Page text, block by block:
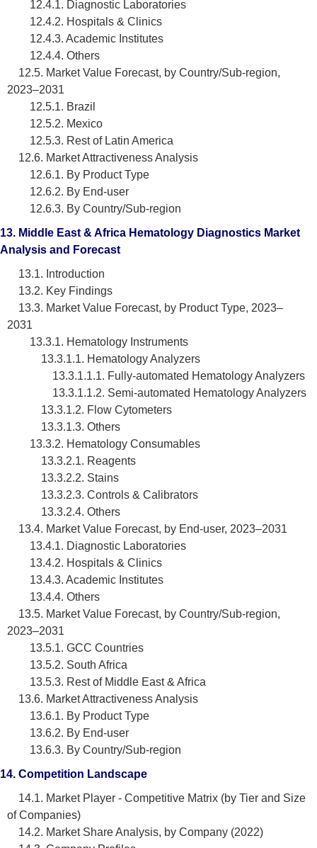
12.4.1. Diagnostic Laboratories
12.4.2. Hospitals & Clinics
12.4.3. Academic Institutes
12.4.4. Others
12.5. Market Value Forecast, by Country/Sub-region,
2023–2031
12.5.1. Brazil
12.5.2. Mexico
12.5.3. Rest of Latin America
12.6. Market Attractiveness Analysis
12.6.1. By Product Type
12.6.2. By End-user
12.6.3. By Country/Sub-region
13. Middle East & Africa Hematology Diagnostics Market
Analysis and Forecast
13.1. Introduction
13.2. Key Findings
13.3. Market Value Forecast, by Product Type, 2023–
2031
13.3.1. Hematology Instruments
13.3.1.1. Hematology Analyzers
13.3.1.1.1. Fully-automated Hematology Analyzers
13.3.1.1.2. Semi-automated Hematology Analyzers
13.3.1.2. Flow Cytometers
13.3.1.3. Others
13.3.2. Hematology Consumables
13.3.2.1. Reagents
13.3.2.2. Stains
13.3.2.3. Controls & Calibrators
13.3.2.4. Others
13.4. Market Value Forecast, by End-user, 2023–2031
13.4.1. Diagnostic Laboratories
13.4.2. Hospitals & Clinics
13.4.3. Academic Institutes
13.4.4. Others
13.5. Market Value Forecast, by Country/Sub-region,
2023–2031
13.5.1. GCC Countries
13.5.2. South Africa
13.5.3. Rest of Middle East & Africa
13.6. Market Attractiveness Analysis
13.6.1. By Product Type
13.6.2. By End-user
13.6.3. By Country/Sub-region
14. Competition Landscape
14.1. Market Player - Competitive Matrix (by Tier and Size
of Companies)
14.2. Market Share Analysis, by Company (2022)